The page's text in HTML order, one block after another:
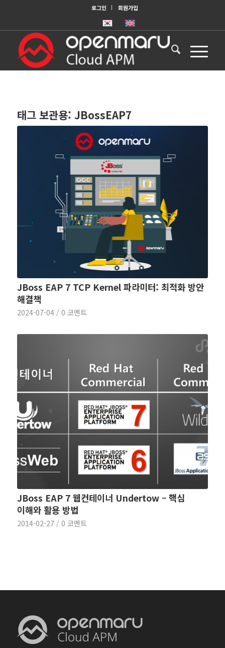
로그인 회원가입
태그 보관용: JBossEAP7
JBoss EAP 7 TCP Kernel 파라미터: 최적화 방안
해결책
2024-07-04 / 0 코멘트
JBoss EAP 7 웹컨테이너 Undertow – 핵심
이해와 활용 방법
2014-02-27 / 0 코멘트